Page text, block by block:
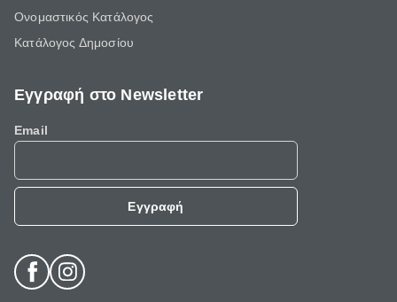
Ονομαστικός Κατάλογος
Κατάλογος Δημοσίου
Εγγραφή στο Newsletter
Email
Εγγραφή